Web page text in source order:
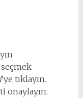
‘ye tıklayın.
onaylayın.